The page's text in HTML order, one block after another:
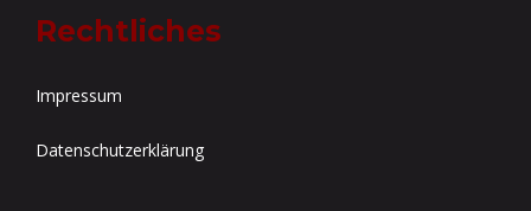
Rechtliches
Impressum
Datenschutzerklärung